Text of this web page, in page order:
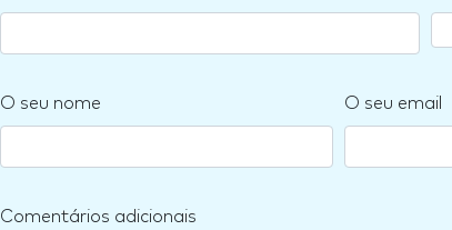
O seu nome O seu email
Comentários adicionais